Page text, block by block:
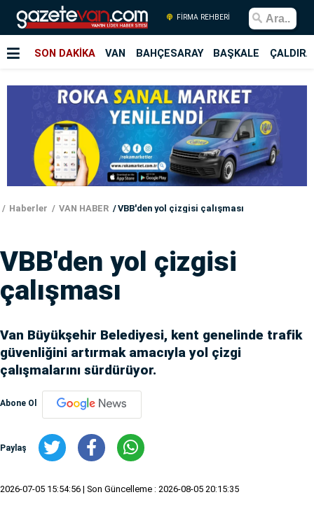
FİRMA REHBERİ
SON DAKİKA VAN BAHÇESARAY BAŞKALE
Haberler VAN HABER VBB'den yol çizgisi çalışması
VBB'den yol çizgisi
çalışması
Van Büyükşehir Belediyesi, kent genelinde trafik
güvenliğini artırmak amacıyla yol çizgi
çalışmalarını sürdürüyor.
Abone Ol
Paylaş
2026-07-05 15:54:56 | Son Güncelleme : 2026-08-05 20:15:35